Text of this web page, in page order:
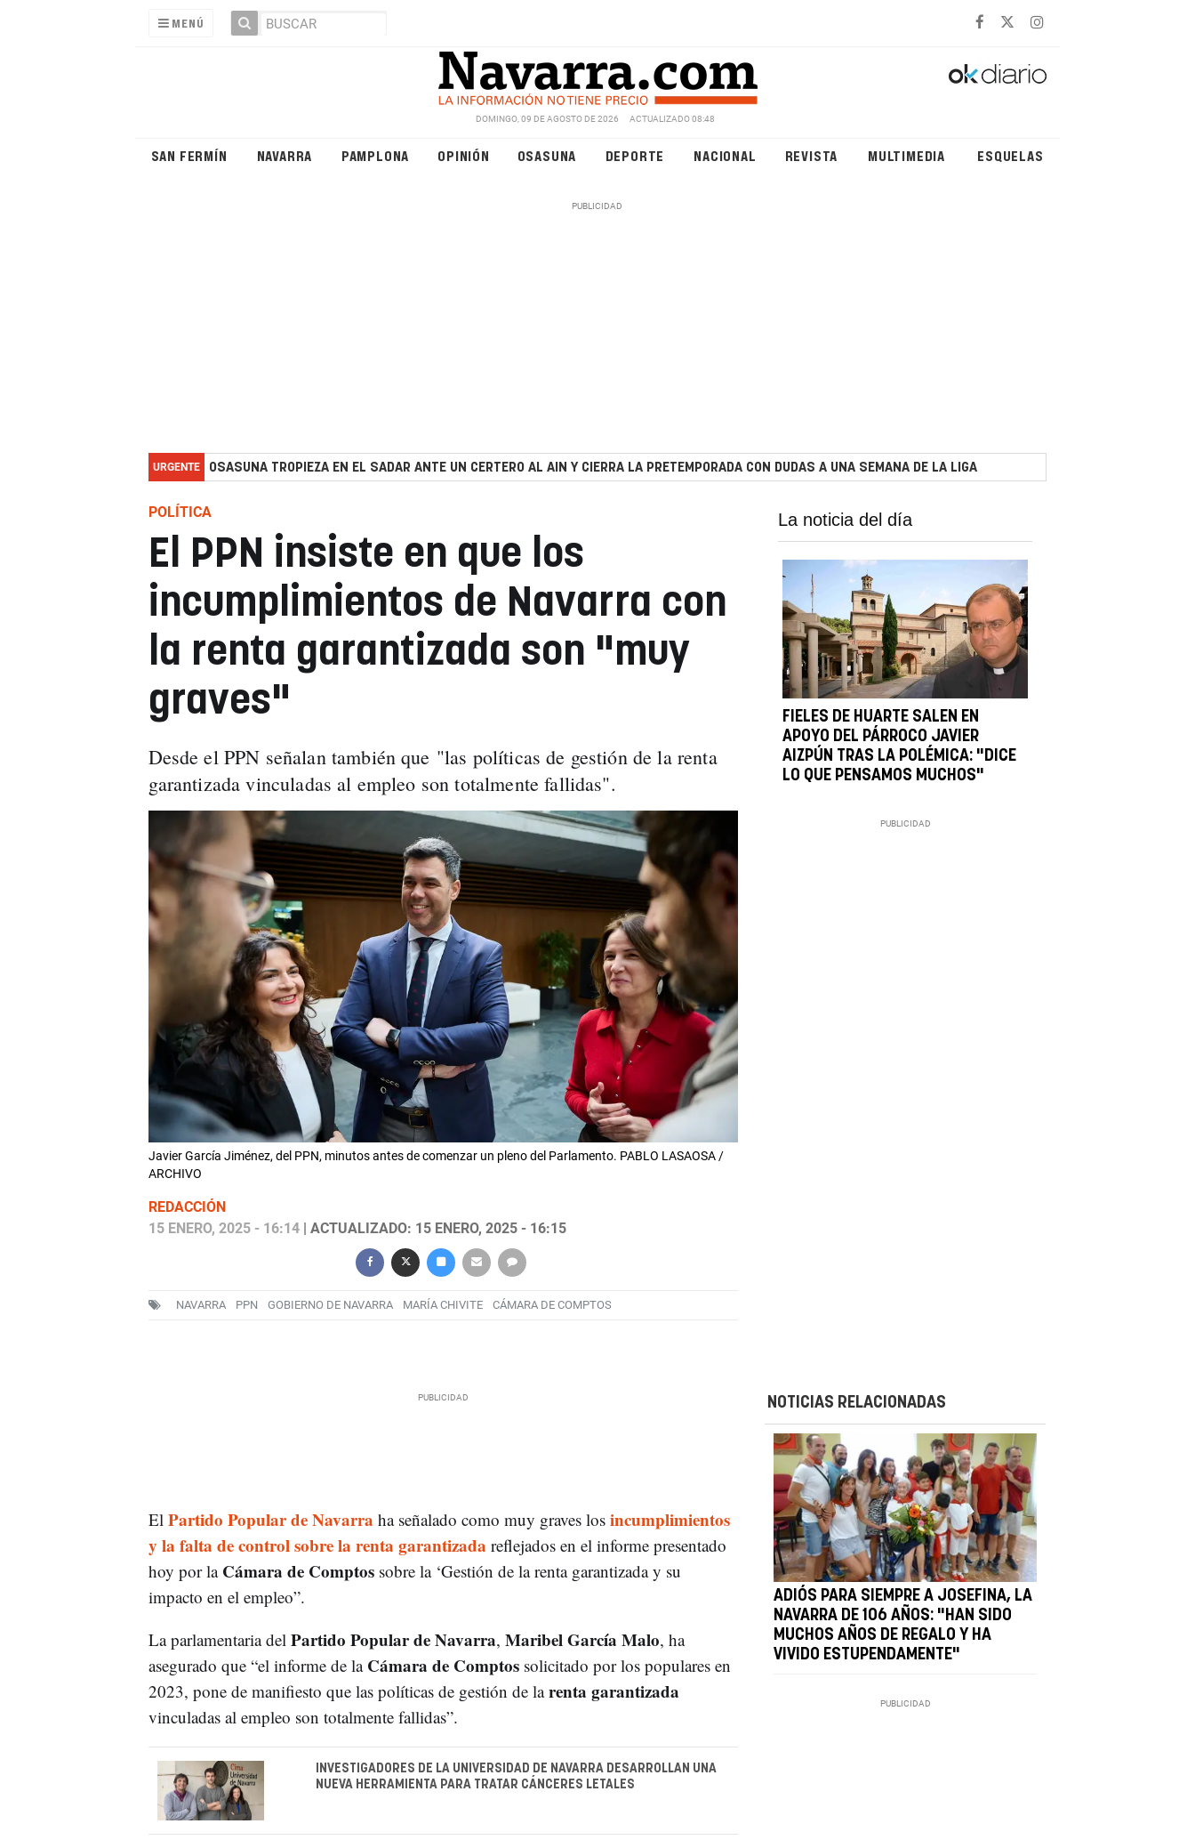
MENÚ
DOMINGO, 09 DE AGOSTO DE 2026 ACTUALIZADO 08:48
SAN FERMÍN NAVARRA PAMPLONA OPINIÓN OSASUNA DEPORTE NACIONAL REVISTA MULTIMEDIA ESQUELAS
URGENTE OSASUNA TROPIEZA EN EL SADAR ANTE UN CERTERO AL AIN Y CIERRA LA PRETEMPORADA CON DUDAS A UNA SEMANA DE LA LIGA
POLÍTICA
El PPN insiste en que los
incumplimientos de Navarra con
la renta garantizada son "muy
graves"
Desde el PPN señalan también que "las políticas de gestión de la renta
garantizada vinculadas al empleo son totalmente fallidas".
Javier García Jiménez, del PPN, minutos antes de comenzar un pleno del Parlamento. PABLO LASAOSA /
ARCHIVO
REDACCIÓN
15 ENERO, 2025 - 16:14| ACTUALIZADO: 15 ENERO, 2025 - 16:15
NAVARRA PPN GOBIERNO DE NAVARRA MARÍA CHIVITE CÁMARA DE COMPTOS
La noticia del día
FIELES DE HUARTE SALEN EN
APOYO DEL PÁRROCO JAVIER
AIZPÚN TRAS LA POLÉMICA: "DICE
LO QUE PENSAMOS MUCHOS"
El Partido Popular de Navarra ha señalado como muy graves losincumplimientos
y la falta de control sobre la renta garantizada reflejados en el informe presentado
hoy por la Cámara de Comptossobre la ‘Gestión de la renta garantizada y su
impacto en el empleo”.
La parlamentaria del Partido Popular de Navarra, Maribel García Malo, ha
asegurado que “el informe de la Cámara de Comptossolicitado por los populares en
2023, pone de manifiesto que las políticas de gestión de larenta garantizada
vinculadas al empleo son totalmente fallidas”.
INVESTIGADORES DE LA UNIVERSIDAD DE NAVARRA DESARROLLAN UNA
NUEVA HERRAMIENTA PARA TRATAR CÁNCERES LETALES
NOTICIAS RELACIONADAS
ADIÓS PARA SIEMPRE A JOSEFINA, LA
NAVARRA DE 106 AÑOS: "HAN SIDO
MUCHOS AÑOS DE REGALO Y HA
VIVIDO ESTUPENDAMENTE"